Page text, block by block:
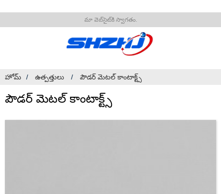
మా వెబ్‌సైట్‌కి స్వాగతం.
హోమ్ ఉత్పత్తులు పౌడర్ మెటల్ కాంటాక్ట్స్
పౌడర్ మెటల్ కాంటాక్ట్స్